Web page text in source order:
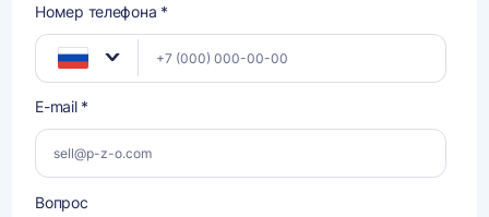
Номер телефона *
E-mail *
Вопрос